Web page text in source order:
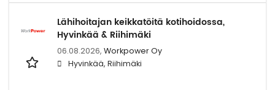
Lähihoitajan keikkatöitä kotihoidossa,
Hyvinkää & Riihimäki
06.08.2026, Workpower Oy
Hyvinkää, Riihimäki